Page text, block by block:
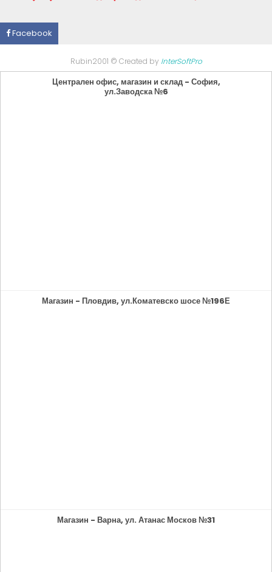
Facebook
Rubin2001 © Created by InterSoftPro
Централен офис, магазин и склад - София,
ул.Заводска №6
Магазин - Пловдив, ул.Коматевско шосе №196Е
Магазин - Варна, ул. Атанас Москов №31